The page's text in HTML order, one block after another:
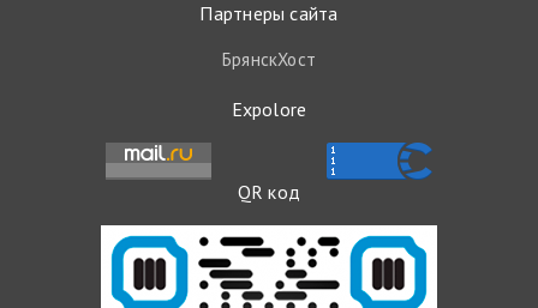
Партнеры сайта
БрянскХост
Expolore
QR код